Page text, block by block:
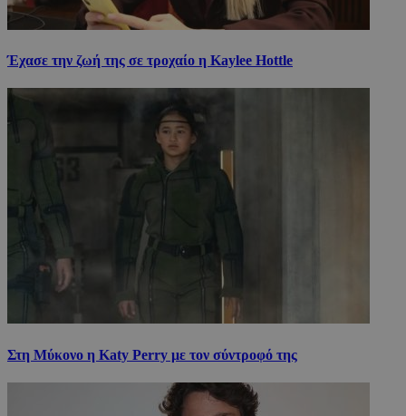
Έχασε την ζωή της σε τροχαίο η Kaylee Hottle
Στη Μύκονο η Katy Perry με τον σύντροφό της